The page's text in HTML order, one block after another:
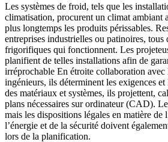
Les systèmes de froid, tels que les
climatisation, procurent un climat ambiant
plus longtemps les produits périssables.
entreprises industrielles ou patinoires, tous
frigorifiques qui fonctionnent. Les
planifient de telles installations afin de
irréprochable En étroite collaboration avec
ingénieurs, ils déterminent les exigences
des matériaux et systèmes, ils projettent,
plans nécessaires sur ordinateur (CAD).
mais les dispositions légales en matière de
l’énergie et de la sécurité doivent
lors de la planification.